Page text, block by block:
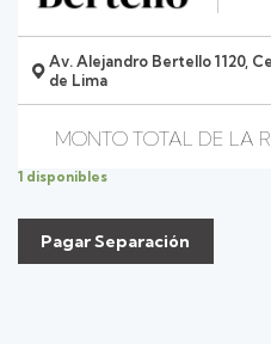
Av. Alejandro Bertello 1120,
de Lima
1 disponibles
Pagar Separación